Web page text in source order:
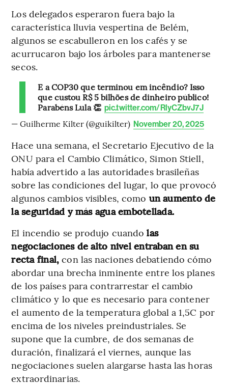
Los delegados esperaron fuera bajo la
característica lluvia vespertina de Belém,
algunos se escabulleron en los cafés y se
acurrucaron bajo los árboles para mantenerse
secos.
E a COP30 que terminou em incêndio? Isso
que custou R$ 5 bilhões de dinheiro público!
Parabéns Lula 👏 pic.twitter.com/RlyCZbvJ7J
— Guilherme Kilter (@guikilter) November 20, 2025
Hace una semana, el Secretario Ejecutivo de la
ONU para el Cambio Climático, Simon Stiell,
había advertido a las autoridades brasileñas
sobre las condiciones del lugar, lo que provocó
algunos cambios visibles, como un aumento de
la seguridad y más agua embotellada.
El incendio se produjo cuandolas
negociaciones de alto nivel entraban en su
recta final, con las naciones debatiendo cómo
abordar una brecha inminente entre los planes
de los países para contrarrestar el cambio
climático y lo que es necesario para contener
el aumento de la temperatura global a 1,5C por
encima de los niveles preindustriales. Se
supone que la cumbre, de dos semanas de
duración, finalizará el viernes, aunque las
negociaciones suelen alargarse hasta las horas
extraordinarias.